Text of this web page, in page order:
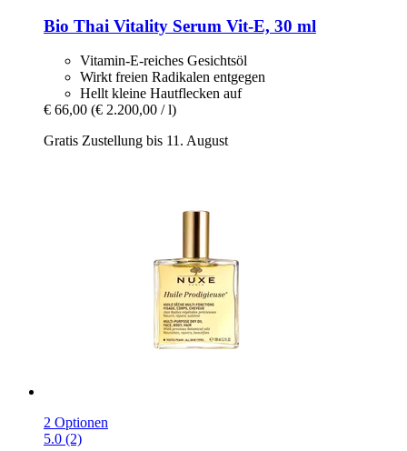
Bio Thai Vitality Serum Vit-​E, 30 ml
Vitamin-E-reiches Gesichtsöl
Wirkt freien Radikalen entgegen
Hellt kleine Hautflecken auf
€ 66,00 (€ 2.200,00 / l)
Gratis Zustellung bis 11. August
2 Optionen
5.0 (2)